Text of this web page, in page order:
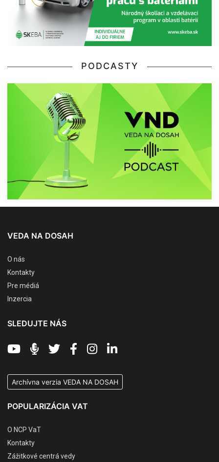
PODCASTY
VEDA NA DOSAH
O nás
Kontakty
Pre médiá
Inzercia
SLEDUJTE NÁS
Archívna verzia VEDA NA DOSAH
POPULARIZÁCIA VAT
O NCP VaT
Kontakty
Zážitkové centrá vedy